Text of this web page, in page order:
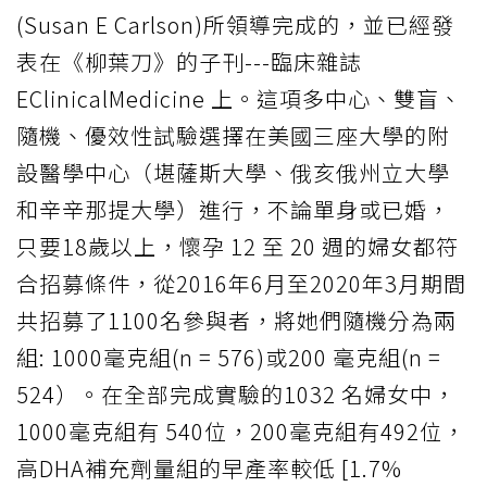
(Susan E Carlson)所領導完成的，並已經發
表在《柳葉刀》的子刊---臨床雜誌
EClinicalMedicine 上。這項多中心、雙盲、
隨機、優效性試驗選擇在美國三座大學的附
設醫學中心（堪薩斯大學、俄亥俄州立大學
和辛辛那提大學）進行，不論單身或已婚，
只要18歲以上，懷孕 12 至 20 週的婦女都符
合招募條件，從2016年6月至2020年3月期間
共招募了1100名參與者，將她們隨機分為兩
組: 1000毫克組(n = 576)或200 毫克組(n =
524）。在全部完成實驗的1032 名婦女中，
1000毫克組有 540位，200毫克組有492位，
高DHA補充劑量組的早產率較低 [1.7%